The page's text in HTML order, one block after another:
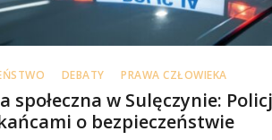
DEBATY PRAWA CZŁOWIEKA
społeczna w Sulęczynie:
o bezpieczeństwie